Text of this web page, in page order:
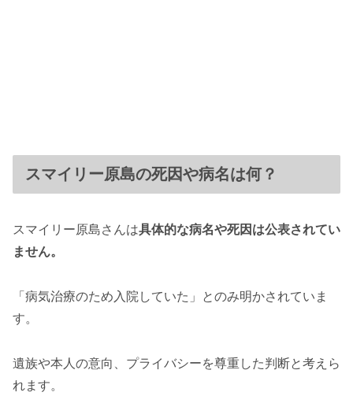
スマイリー原島の死因や病名は何？
スマイリー原島さんは具体的な病名や死因は公表されてい
ません。
「病気治療のため入院していた」とのみ明かされていま
す。
遺族や本人の意向、プライバシーを尊重した判断と考えら
れます。